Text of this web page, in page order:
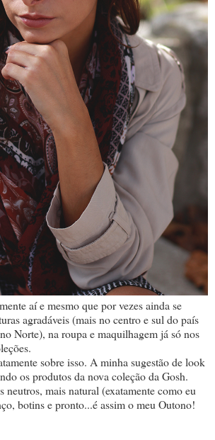
aí e mesmo que por vezes ainda se
agradáveis (mais no centro e sul do país
Norte), na roupa e maquilhagem já só nos
sobre isso. A minha sugestão de look
os produtos da nova coleção da Gosh.
neutros, mais natural (exatamente como eu
botins e pronto...é assim o meu Outono!